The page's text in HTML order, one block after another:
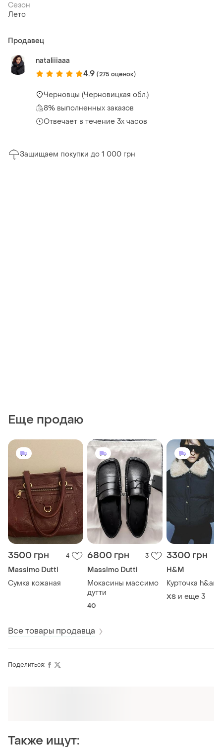
Сезон
Лето
Продавец
nataliiiaaa
4.9 (275 оценок)
Черновцы (Черновицкая обл.)
8% выполненных заказов
Отвечает в течение 3х часов
Защищаем покупки до 1 000 грн
Еще продаю
3500 грн 4
Massimo Dutti
Сумка кожаная
6800 грн 3
Massimo Dutti
Мокасины массимо
дутти
40
3300 грн
H&M
Курточка
ХS и еще 3
Все товары продавца
Поделиться:
Также ищут: